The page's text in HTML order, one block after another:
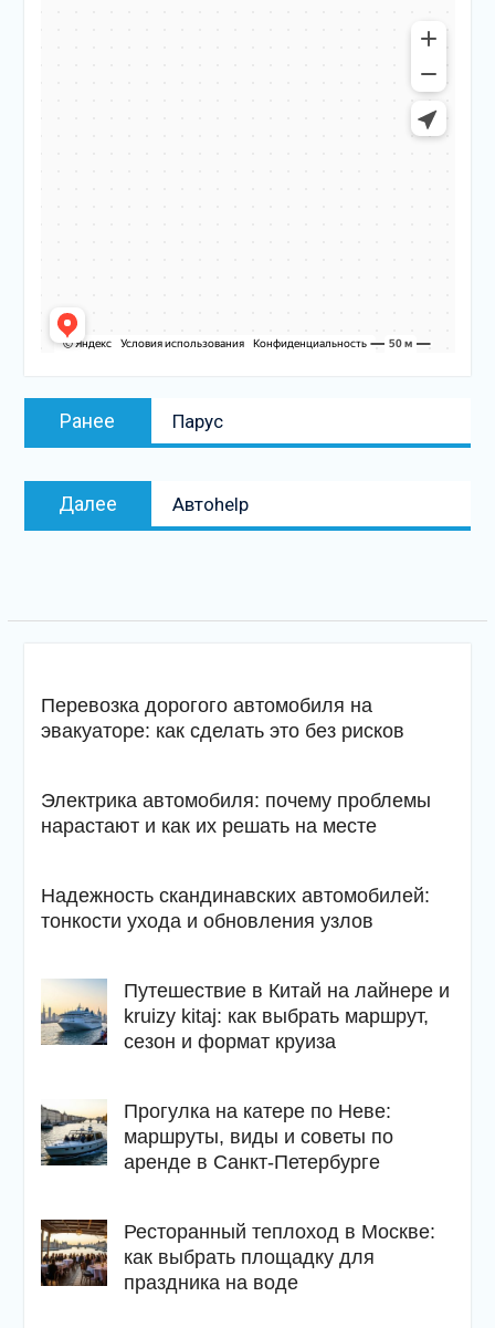
Навигация
Ранее
Предыдущая
запись:
Парус
Далее
Следующая
запись
Автоhelp
Перевозка дорогого автомобиля на
эвакуаторе: как сделать это без рисков
Электрика автомобиля: почему проблемы
нарастают и как их решать на месте
Надежность скандинавских автомобилей:
тонкости ухода и обновления узлов
Путешествие в Китай на лайнере и
kruizy kitaj: как выбрать маршрут,
сезон и формат круиза
Прогулка на катере по Неве:
маршруты, виды и советы по
аренде в Санкт-Петербурге
Ресторанный теплоход в Москве:
как выбрать площадку для
праздника на воде